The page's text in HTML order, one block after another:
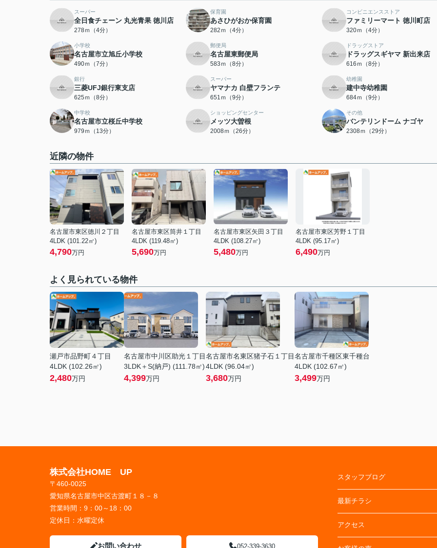
スーパー
全日食チェーン 丸光青果 徳川店
278ｍ（4分）
保育園
あさひがおか保育園
282ｍ（4分）
コンビニエンスストア
ファミリーマート 徳川町店
320ｍ（4分）
小学校
名古屋市立旭丘小学校
490ｍ（7分）
郵便局
名古屋東郵便局
583ｍ（8分）
ドラッグストア
ドラッグスギヤマ 新出来店
616ｍ（8分）
銀行
三菱UFJ銀行東支店
625ｍ（8分）
スーパー
ヤマナカ 白壁フランテ
651ｍ（9分）
幼稚園
建中寺幼稚園
684ｍ（9分）
中学校
名古屋市立桜丘中学校
979ｍ（13分）
ショッピングセンター
メッツ大曽根
2008ｍ（26分）
その他
バンテリンドーム ナゴヤ
2308ｍ（29分）
近隣の物件
名古屋市東区徳川２丁目
4LDK (101.22㎡)
4,790万円
名古屋市東区筒井１丁目
4LDK (119.48㎡)
5,690万円
名古屋市東区矢田３丁目
4LDK (108.27㎡)
5,480万円
名古屋市東区芳野１丁目
4LDK (95.17㎡)
6,490万円
よく見られている物件
瀬戸市品野町４丁目
4LDK (102.26㎡)
2,480万円
名古屋市中川区助光１丁目
3LDK＋S(納戸) (111.78㎡)
4,399万円
名古屋市名東区猪子石１丁目
4LDK (96.04㎡)
3,680万円
名古屋市千種区東千種台
4LDK (102.67㎡)
3,499万円
株式会社HOME UP
〒460-0025
愛知県名古屋市中区古渡町１８－８
営業時間： 9：00～18：00
定休日： 水曜定休
お問い合わせ 052-339-3630
スタッフブログ
最新チラシ
アクセス